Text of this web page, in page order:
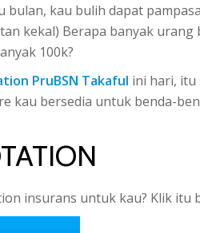
bulan, kau bulih dapat
kekal) Berapa banyak
100k?
PruBSN Takaful ini hari, itu
kau bersedia untuk benda-
insurans untuk kau? Klik itu